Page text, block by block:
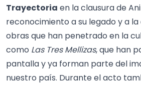
Trayectoria en la clausura de
reconocimiento a su legado y a
obras que han penetrado en la
como Las Tres Mellizas, que han
pantalla y ya forman parte del
nuestro país. Durante el acto